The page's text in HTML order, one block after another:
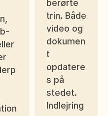
berørte
trin. Både
video og
dokumen
t
opdatere
s på
stedet.
Indlejring